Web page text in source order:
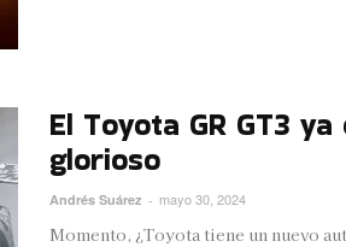
El Toyota GR GT3
glorioso
Andrés Suárez - mayo 30, 2024
Momento, ¿Toyota tiene un nuevo